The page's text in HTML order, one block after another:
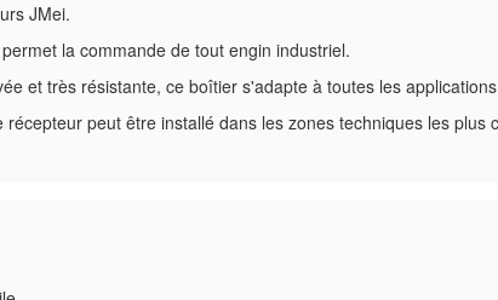
JMei.
la commande de tout engin industriel.
et très résistante, ce boîtier s'adapte à toutes les
peut être installé dans les zones techniques les plus